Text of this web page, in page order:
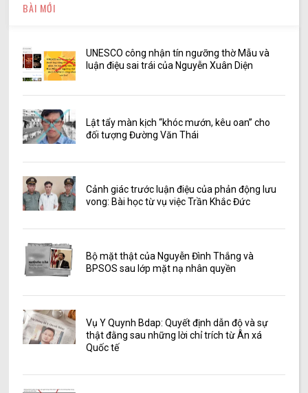
BÀI MỚI
UNESCO công nhận tín ngưỡng thờ Mẫu và
luận điệu sai trái của Nguyễn Xuân Diện
Lật tẩy màn kịch “khóc mướn, kêu oan” cho
đối tượng Đường Văn Thái
Cảnh giác trước luận điệu của phản động lưu
vong: Bài học từ vụ việc Trần Khắc Đức
Bộ mặt thật của Nguyễn Đình Thắng và
BPSOS sau lớp mặt nạ nhân quyền
Vụ Y Quynh Bdap: Quyết định dẫn độ và sự
thật đằng sau những lời chỉ trích từ Ân xá
Quốc tế